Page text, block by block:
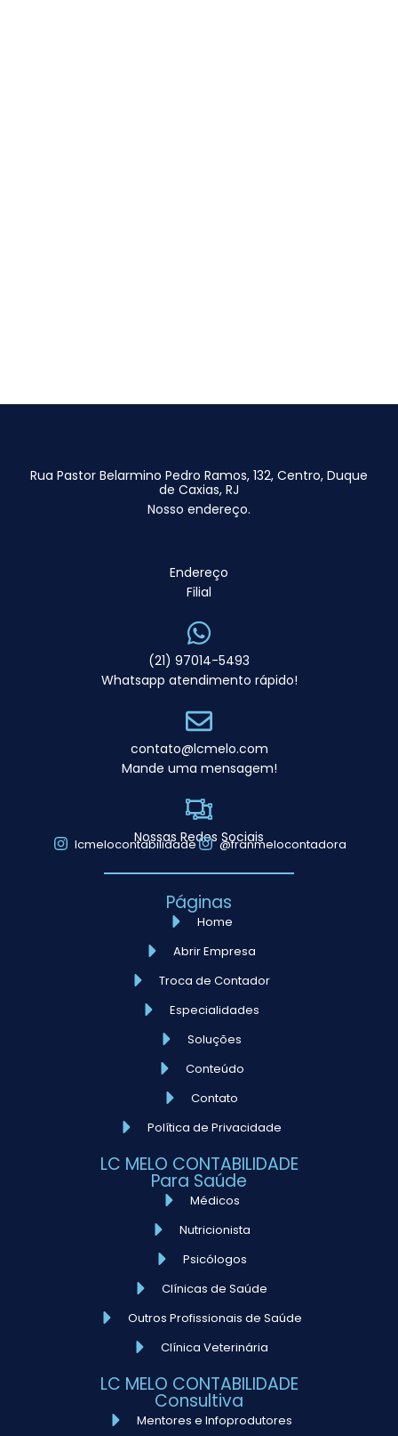
Rua Pastor Belarmino Pedro Ramos, 132, Centro, Duque
de Caxias, RJ
Nosso endereço.
Endereço
Filial
(21) 97014-5493
Whatsapp atendimento rápido!
contato@lcmelo.com
Mande uma mensagem!
Nossas Redes Sociais
lcmelocontabilidade @franmelocontadora
Páginas
Home
Abrir Empresa
Troca de Contador
Especialidades
Soluções
Conteúdo
Contato
Política de Privacidade
LC MELO CONTABILIDADE
Para Saúde
Médicos
Nutricionista
Psicólogos
Clínicas de Saúde
Outros Profissionais de Saúde
Clínica Veterinária
LC MELO CONTABILIDADE
Consultiva
Mentores e Infoprodutores